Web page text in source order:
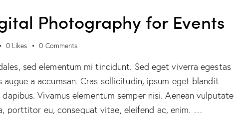
Photography for Events
0 Likes 0 Comments
sed elementum mi tincidunt. Sed eget viverra egestas
augue a accumsan. Cras sollicitudin, ipsum eget blandit
Vivamus elementum semper nisi. Aenean vulputate
porttitor eu, consequat vitae, eleifend ac, enim. …